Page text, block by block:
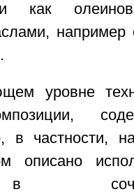
как
уровне
частности,
описано
в